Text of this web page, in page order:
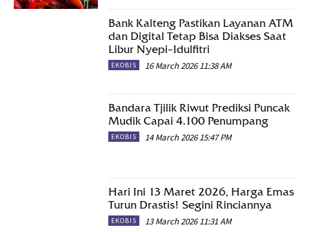
Bank Kalteng Pastikan Layanan ATM
dan Digital Tetap Bisa Diakses Saat
Libur Nyepi–Idulfitri
EKOBIS 16 March 2026 11:38 AM
Bandara Tjilik Riwut Prediksi Puncak
Mudik Capai 4.100 Penumpang
EKOBIS 14 March 2026 15:47 PM
Hari Ini 13 Maret 2026, Harga Emas
Turun Drastis! Segini Rinciannya
EKOBIS 13 March 2026 11:31 AM